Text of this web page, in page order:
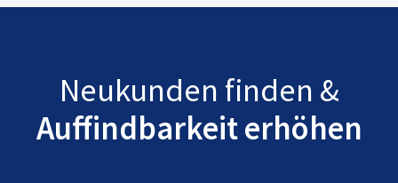
Neukunden finden &
Auffindbarkeit erhöhen